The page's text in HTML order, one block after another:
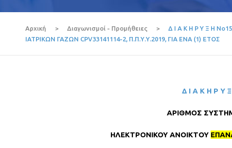
Αρχική > Διαγωνισμοί - Προμήθειες >
Δ Ι Α Κ Η Ρ Υ Ξ Η
ΙΑΤΡΙΚΩΝ ΓΑΖΩΝ CPV33141114-2, Π.Π.Υ.Υ.2019, ΓΙΑ ΕΝΑ (1) ΕΤΟΣ
Δ Ι Α Κ Η Ρ Υ
ΑΡΙΘΜΟΣ
ΗΛΕΚΤΡΟΝΙΚΟΥ ΑΝΟΙΚΤΟΥ